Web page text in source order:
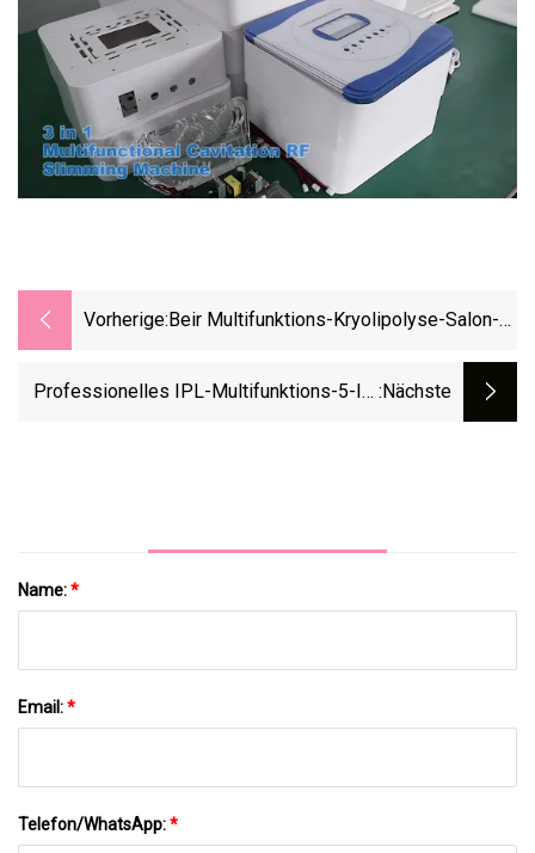
Vorherige:Beir Multifunktions-Kryolipolyse-Salon-
Abnimmt, Coolplas-Körperform-
Professionelles IPL-Multifunktions-5-In- :nächste
Name:*
Email:*
Telefon/WhatsApp:*